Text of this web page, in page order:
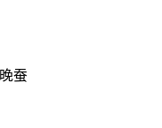
蚕